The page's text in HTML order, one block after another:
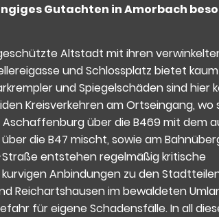
Gutachten in Amorbach
Altstadt mit ihren
und Schlossplatz bietet
und Spiegelschäden sind hier
Kreisverkehren am Ortseingang, wo
über die B469 mit dem
die B47 mischt, sowie am
entstehen regelmäßig kritische
Anbindungen zu den
Reichartshausen im bewaldeten
für eigene Schadensfälle. In all